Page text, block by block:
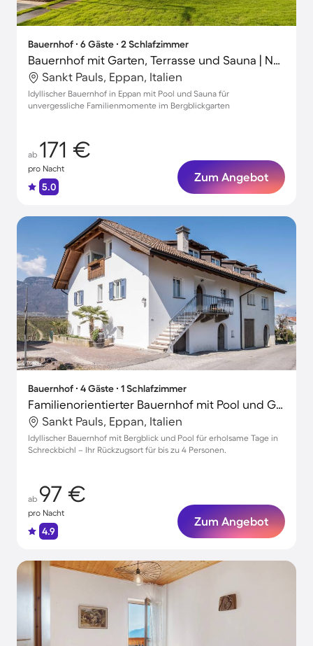
Bauernhof ∙ 6 Gäste ∙ 2 Schlafzimmer
Bauernhof mit Garten, Terrasse und Sauna | Naturblick
Sankt Pauls, Eppan, Italien
Idyllischer Bauernhof in Eppan mit Pool und Sauna für
unvergessliche Familienmomente im Bergblickgarten
ab 171 €
pro Nacht
5.0
Zum Angebot
Bauernhof ∙ 4 Gäste ∙ 1 Schlafzimmer
Familienorientierter Bauernhof mit Pool und Garten | Gartenblick
Sankt Pauls, Eppan, Italien
Idyllischer Bauernhof mit Bergblick und Pool für erholsame Tage in
Schreckbichl – Ihr Rückzugsort für bis zu 4 Personen.
ab 97 €
pro Nacht
4.9
Zum Angebot